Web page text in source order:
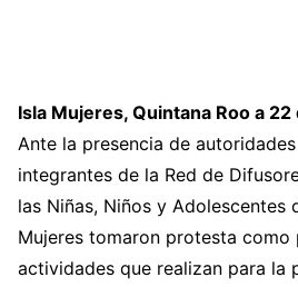
Isla Mujeres, Quintana Roo a
Ante la presencia de
integrantes de la Red de
las Niñas, Niños y Adolescentes
Mujeres tomaron protesta como
actividades que realizan para la